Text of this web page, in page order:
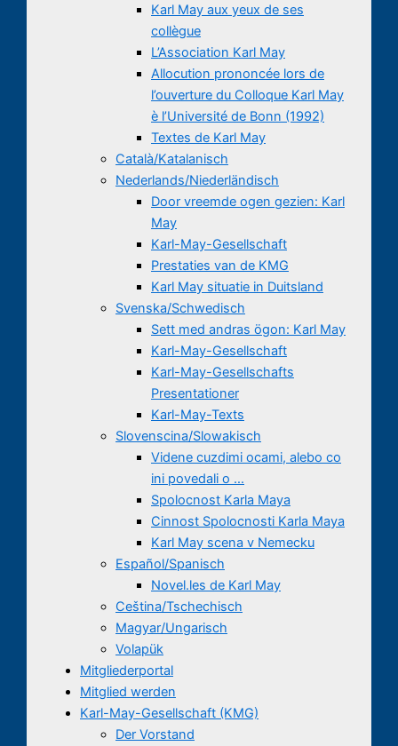
Karl May aux yeux de ses
collègue
L’Association Karl May
Allocution prononcée lors de
l’ouverture du Colloque Karl May
è l’Université de Bonn (1992)
Textes de Karl May
Català/Katalanisch
Nederlands/Niederländisch
Door vreemde ogen gezien: Karl
May
Karl-May-Gesellschaft
Prestaties van de KMG
Karl May situatie in Duitsland
Svenska/Schwedisch
Sett med andras ögon: Karl May
Karl-May-Gesellschaft
Karl-May-Gesellschafts
Presentationer
Karl-May-Texts
Slovenscina/Slowakisch
Videne cuzdimi ocami, alebo co
ini povedali o …
Spolocnost Karla Maya
Cinnost Spolocnosti Karla Maya
Karl May scena v Nemecku
Español/Spanisch
Novel.les de Karl May
Ceština/Tschechisch
Magyar/Ungarisch
Volapük
Mitgliederportal
Mitglied werden
Karl-May-Gesellschaft (KMG)
Der Vorstand